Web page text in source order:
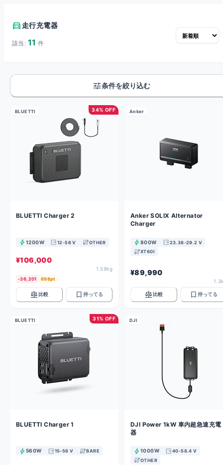
directions_car 走行充電器
該当: 11 件
tune条件を絞り込む
34% OFF
BLUETTI
BLUETTI Charger 2
bolt1200W output12-56 V cableOTHER
¥106,000
1.59kg
-36,201 698pt
balance 比較 bookmark 持ってる
Anker
Anker SOLIX Alternator
Charger
bolt800W output23.36-29.2 V
cableXT60I
¥89,990
balance 比較 bookmark 持ってる
31% OFF
BLUETTI
BLUETTI Charger 1
bolt560W output15-56 V cableBARE
DJI
DJI Power 1kW 車内超急速充電
器
bolt1000W output40-58.4 V
cableOTHER